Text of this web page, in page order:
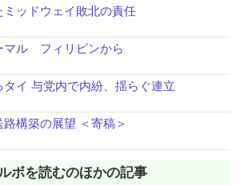
ミッドウェイ敗北の責任
マル フィリピンから
イ 与党内で内紛、揺らぐ連立
構築の展望 ＜寄稿＞
ボを読むのほかの記事